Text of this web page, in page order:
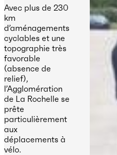
Avec plus de 230
km
d’aménagements
cyclables et une
topographie très
favorable
(absence de
relief),
l’Agglomération
de La Rochelle se
prête
particulièrement
aux
déplacements à
vélo.